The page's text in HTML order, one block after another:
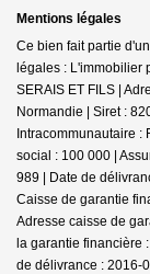
Mentions légales
Ce bien fait partie
légales : L'immobilier
SERAIS ET FILS |
Normandie | Siret :
Intracommunautaire :
social : 100 000 |
989 | Date de
Caisse de garantie
Adresse caisse de
la garantie financière
de délivrance : 2016-